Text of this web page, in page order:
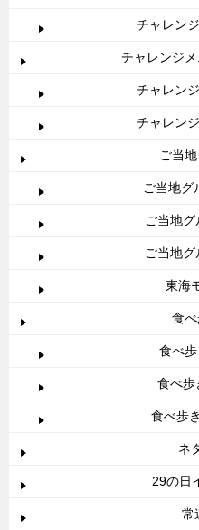
チャレン
チャレンジ
チャレン
チャレン
ご当
ご当地グ
ご当地
ご当地
東海
食
食べ
食べ歩
食べ歩
ネ
29の日
常